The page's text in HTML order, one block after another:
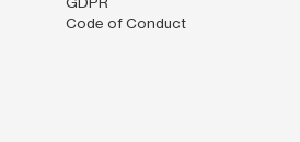
Code of Conduct